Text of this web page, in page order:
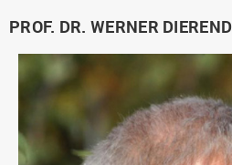
PROF. DR. WERNER DIEREND